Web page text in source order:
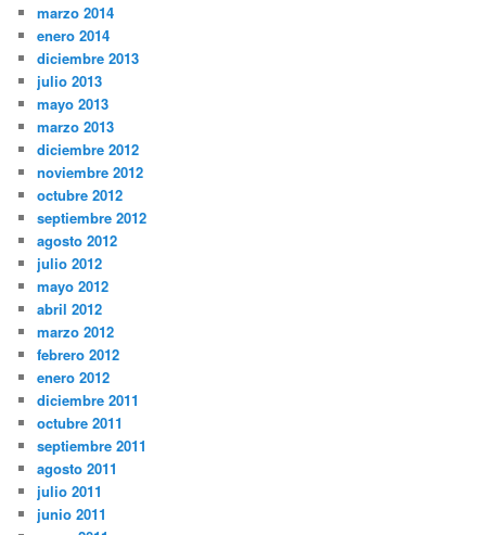
marzo 2014
enero 2014
diciembre 2013
julio 2013
mayo 2013
marzo 2013
diciembre 2012
noviembre 2012
octubre 2012
septiembre 2012
agosto 2012
julio 2012
mayo 2012
abril 2012
marzo 2012
febrero 2012
enero 2012
diciembre 2011
octubre 2011
septiembre 2011
agosto 2011
julio 2011
junio 2011